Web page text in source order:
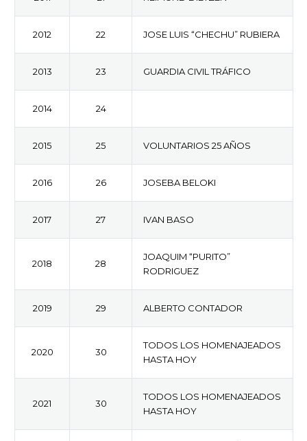
2012 22 JOSE LUIS “CHECHU” RUBIERA
2013 23 GUARDIA CIVIL TRÁFICO
2014 24
2015 25 VOLUNTARIOS 25 AÑOS
2016 26 JOSEBA BELOKI
2017 27 IVAN BASO
2018 28
JOAQUIM “PURITO”
RODRIGUEZ
2019 29 ALBERTO CONTADOR
2020 30
TODOS LOS HOMENAJEADOS
HASTA HOY
2021 30
TODOS LOS HOMENAJEADOS
HASTA HOY